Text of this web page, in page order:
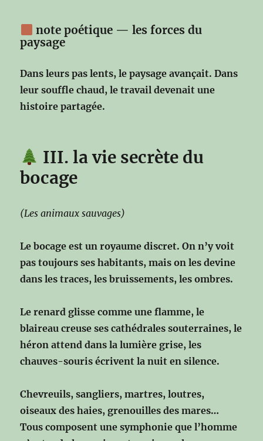
note poétique — les forces du
paysage
Dans leurs pas lents, le paysage avançait. Dans
leur souffle chaud, le travail devenait une
histoire partagée.
III. la vie secrète du
bocage
(Les animaux sauvages)
Le bocage est un royaume discret. On n’y voit
pas toujours ses habitants, mais on les devine
dans les traces, les bruissements, les ombres.
Le renard glisse comme une flamme, le
blaireau creuse ses cathédrales souterraines, le
héron attend dans la lumière grise, les
chauves-souris écrivent la nuit en silence.
Chevreuils, sangliers, martres, loutres,
oiseaux des haies, grenouilles des mares…
Tous composent une symphonie que l’homme